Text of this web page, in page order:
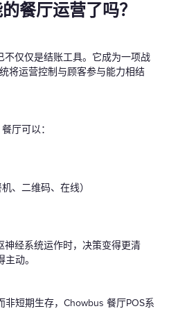
餐厅运营了吗？
不仅仅是结账工具。它成为一项战
将运营控制与顾客参与能力相结
厅可以：
、二维码、在线）
神经系统运作时，决策变得更清
动。
短期生存，Chowbus 餐厅POS系